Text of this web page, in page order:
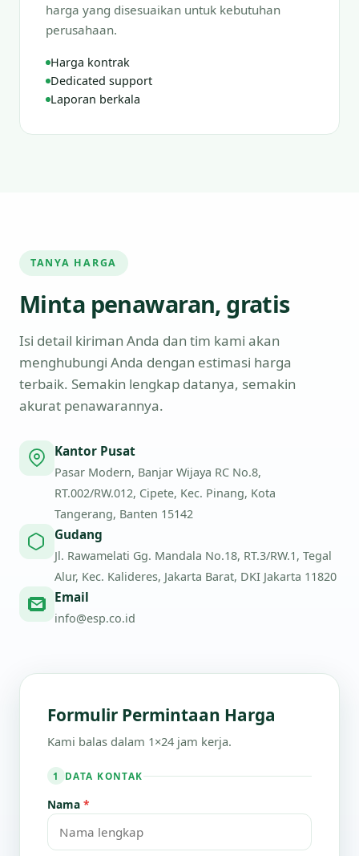
harga yang disesuaikan untuk kebutuhan
perusahaan.
Harga kontrak
Dedicated support
Laporan berkala
TANYA HARGA
Minta penawaran, gratis
Isi detail kiriman Anda dan tim kami akan
menghubungi Anda dengan estimasi harga
terbaik. Semakin lengkap datanya, semakin
akurat penawarannya.
Kantor Pusat
Pasar Modern, Banjar Wijaya RC No.8,
RT.002/RW.012, Cipete, Kec. Pinang, Kota
Tangerang, Banten 15142
Gudang
Jl. Rawamelati Gg. Mandala No.18, RT.3/RW.1, Tegal
Alur, Kec. Kalideres, Jakarta Barat, DKI Jakarta 11820
Email
info@esp.co.id
Formulir Permintaan Harga
Kami balas dalam 1×24 jam kerja.
1 DATA KONTAK
Nama *